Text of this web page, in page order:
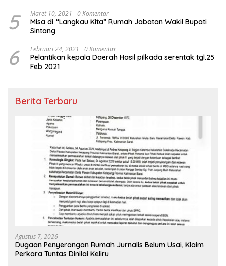
5 Maret 10, 2021 0 Komentar
Misa di “Langkau Kita” Rumah Jabatan Wakil Bupati
Sintang
6 Februari 24, 2021 0 Komentar
Pelantikan kepala Daerah Hasil pilkada serentak tgl.25
Feb 2021
Berita Terbaru
Agustus 7, 2026
Dugaan Penyerangan Rumah Jurnalis Belum Usai, Klaim
Perkara Tuntas Dinilai Keliru